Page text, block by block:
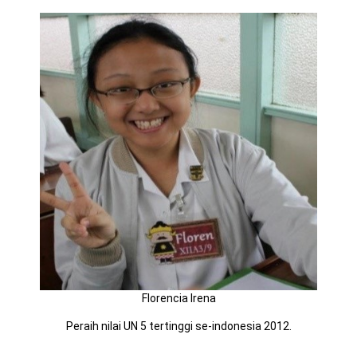
Florencia Irena
Peraih nilai UN 5 tertinggi se-indonesia 2012.